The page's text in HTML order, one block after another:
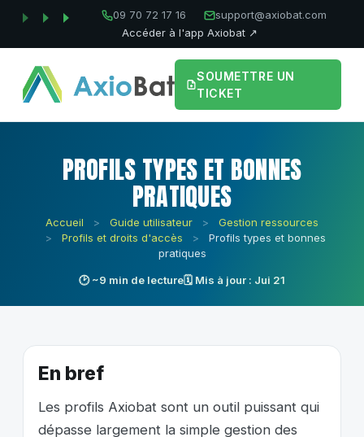
09 70 72 17 16
support@axiobat.com
Accéder à l'app Axiobat ↗
SOUMETTRE UN
TICKET
PROFILS TYPES ET BONNES
PRATIQUES
Accueil > Guide utilisateur >
Gestion ressources
>
Profils et droits d'accès >
Profils types et bonnes
pratiques
🕑 ~9 min de lecture🗓 Mis à jour : Jui 21
En bref
Les profils Axiobat sont un outil puissant qui
dépasse largement la simple gestion des